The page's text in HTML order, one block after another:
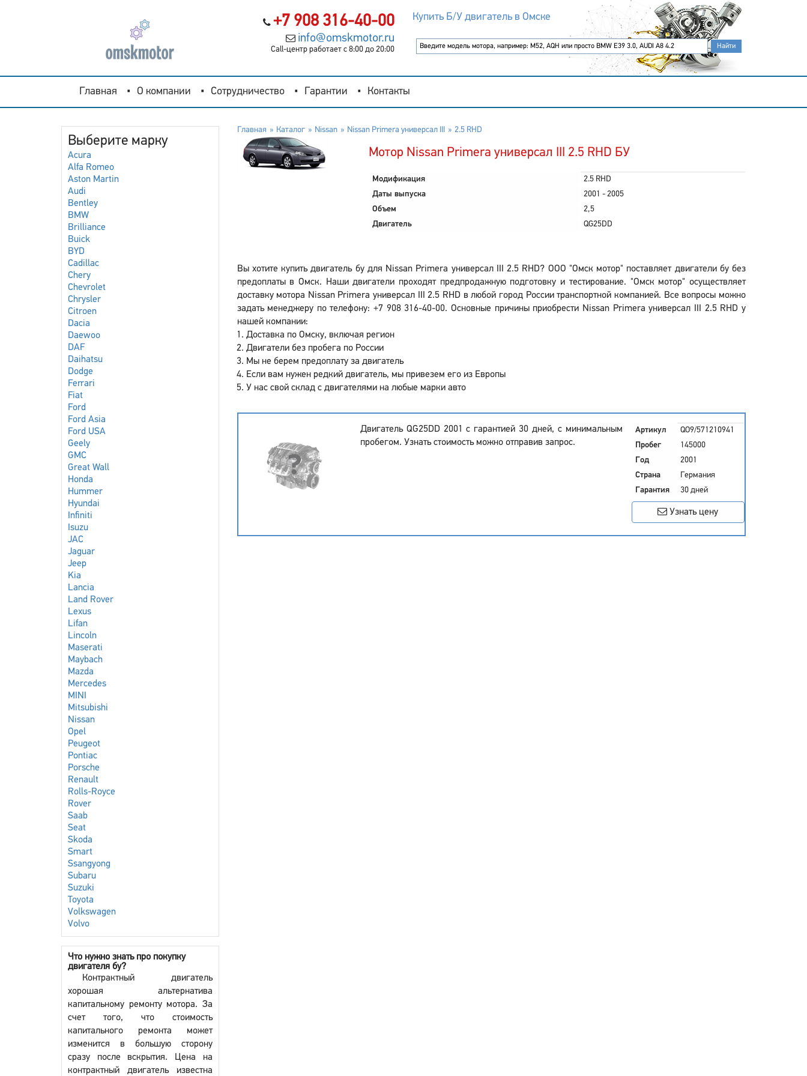
+7 908 316-40-00
info@omskmotor.ru
Call-центр работает с 8:00 до 20:00
Купить Б/У двигатель в Омске
Главная О компании Сотрудничество Гарантии Контакты
Выберите марку
Acura
Alfa Romeo
Aston Martin
Audi
Bentley
BMW
Brilliance
Buick
BYD
Cadillac
Chery
Chevrolet
Chrysler
Citroen
Dacia
Daewoo
DAF
Daihatsu
Dodge
Ferrari
Fiat
Ford
Ford Asia
Ford USA
Geely
GMC
Great Wall
Honda
Hummer
Hyundai
Infiniti
Isuzu
JAC
Jaguar
Jeep
Kia
Lancia
Land Rover
Lexus
Lifan
Lincoln
Maserati
Maybach
Mazda
Mercedes
MINI
Mitsubishi
Nissan
Opel
Peugeot
Pontiac
Porsche
Renault
Rolls-Royce
Rover
Saab
Seat
Skoda
Smart
Ssangyong
Subaru
Suzuki
Toyota
Volkswagen
Volvo
Что нужно знать про покупку
двигателя бу?
Контрактный двигатель
хорошая альтернатива
капитальному ремонту мотора. За
счет того, что стоимость
капитального ремонта может
изменится в большую сторону
сразу после вскрытия. Цена на
контрактный двигатель известна
Главная Каталог Nissan Nissan Primera универсал III 2.5 RHD
Мотор Nissan Primera универсал III 2.5 RHD БУ
Модификация
2.5 RHD
Даты выпуска
2001 - 2005
Объем
2,5
Двигатель
QG25DD
Вы хотите купить двигатель бу для Nissan Primera универсал III 2.5 RHD? ООО "Омск мотор" поставляет двигатели бу без
предоплаты в Омск. Наши двигатели проходят предпродажную подготовку и тестирование. "Омск мотор" осуществляет
доставку мотора Nissan Primera универсал III 2.5 RHD в любой город России транспортной компанией. Все вопросы можно
задать менеджеру по телефону: +7 908 316-40-00. Основные причины приобрести Nissan Primera универсал III 2.5 RHD у
нашей компании:
Доставка по Омску, включая регион
Двигатели без пробега по России
Мы не берем предоплату за двигатель
Если вам нужен редкий двигатель, мы привезем его из Европы
У нас свой склад с двигателями на любые марки авто
Двигатель QG25DD 2001 с гарантией 30 дней, с минимальным
пробегом. Узнать стоимость можно отправив запрос.
Артикул
QO9/571210941
Пробег
145000
Год
2001
Страна
Германия
Гарантия
30 дней
Узнать цену